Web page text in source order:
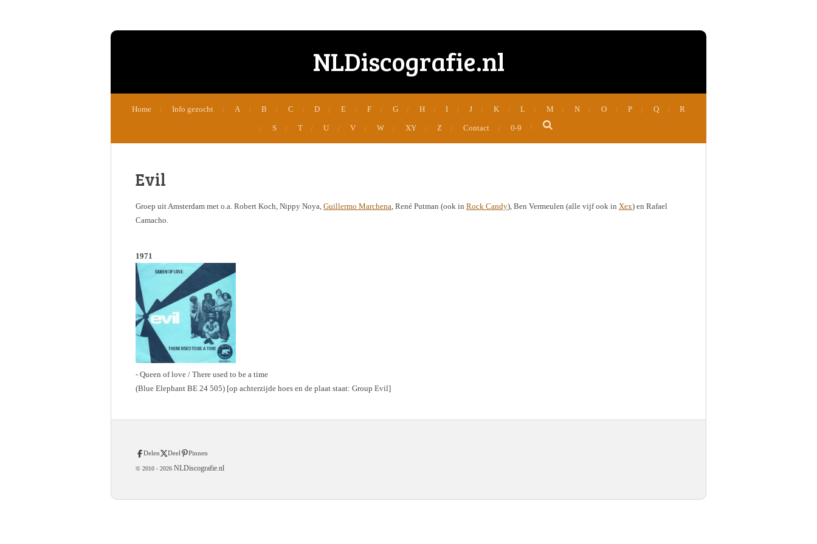
NLDiscografie.nl
Home Info gezocht A B C D E F G H I J K L M N O P Q R
S T U V W XY Z Contact 0-9
Evil
Groep uit Amsterdam met o.a. Robert Koch, Nippy Noya, Guillermo Marchena, René Putman (ook in Rock Candy), Ben Vermeulen (alle vijf ook in Xex) en Rafael
Camacho.
1971
- Queen of love / There used to be a time
(Blue Elephant BE 24 505) [op achterzijde hoes en de plaat staat: Group Evil]
Delen Deel Pinnen
© 2010 - 2026 NLDiscografie.nl